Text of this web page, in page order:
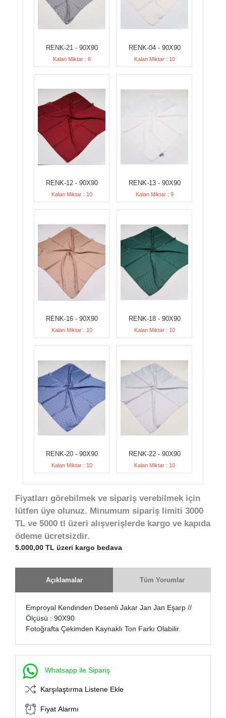
RENK-21 - 90X90
Kalan Miktar : 6
RENK-04 - 90X90
Kalan Miktar : 10
RENK-12 - 90X90
Kalan Miktar : 10
RENK-13 - 90X90
Kalan Miktar : 9
RENK-16 - 90X90
Kalan Miktar : 10
RENK-18 - 90X90
Kalan Miktar : 10
RENK-20 - 90X90
Kalan Miktar : 10
RENK-22 - 90X90
Kalan Miktar : 10
Fiyatları görebilmek ve sipariş verebilmek için
lütfen üye olunuz. Minumum sipariş limiti 3000
TL ve 5000 tl üzeri alışverişlerde kargo ve kapıda
ödeme ücretsizdir.
5.000,00 TL üzeri kargo bedava
Açıklamalar Tüm Yorumlar
Emproyal Kendinden Desenli Jakar Jan Jan Eşarp //
Ölçüsü : 90X90
Fotoğrafta Çekimden Kaynaklı Ton Farkı Olabilir.
Whatsapp ile Sipariş
Karşılaştırma Listene Ekle
Fiyat Alarmı